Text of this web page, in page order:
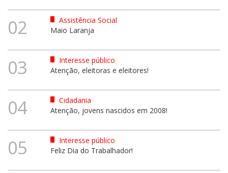
02
Assistência Social
Maio Laranja
03
Interesse público
Atenção, eleitoras e eleitores!
04
Cidadania
Atenção, jovens nascidos em 2008!
05
Interesse público
Feliz Dia do Trabalhador!